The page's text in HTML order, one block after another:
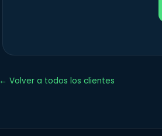
← Volver a todos los clientes